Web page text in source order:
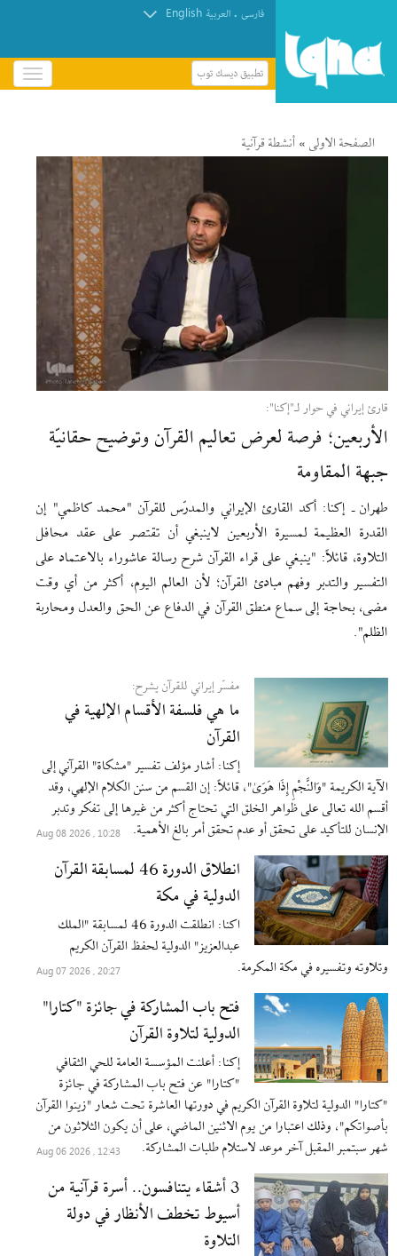
فارسی . العربیة English
تطبيق ديسك توب
باز
و
الصفحة الاولى » أنشطة قرآنیة
قارئ إیراني في حوار لـ"إکنا":
الأربعين؛ فرصة لعرض تعاليم القرآن وتوضيح حقانيّة
جبهة المقاومة
طهران ـ إکنا: أكد القارئ الإيراني والمدرّس للقرآن "محمد كاظمي" إن
القدرة العظيمة لمسيرة الأربعين لاينبغي أن تقتصر على عقد محافل
التلاوة، قائلاً: "ينبغي على قراء القرآن شرح رسالة عاشوراء بالاعتماد على
التفسير والتدبر وفهم مبادئ القرآن؛ لأن العالم اليوم، أكثر من أي وقت
مضى، بحاجة إلى سماع منطق القرآن في الدفاع عن الحق والعدل ومحاربة
الظلم".
مفسّر إيراني للقرآن يشرح:
ما هي فلسفة الأقسام الإلهية في
القرآن
إكنا: أشار مؤلف تفسير "مشكاة" القرآني إلى
الآية الكريمة "وَالنَّجْمِ إِذَا هَوَىٰ"، قائلاً: إن القسم من سنن الكلام الإلهي، وقد
أقسم الله تعالى على ظواهر الخلق التي تحتاج أكثر من غيرها إلى تفكر وتدبر
الإنسان للتأكيد على تحقق أو عدم تحقق أمر بالغ الأهمية.
10:28 , 2026 Aug 08
انطلاق الدورة 46 لمسابقة القرآن
الدولية في مكة
اکنا: انطلقت الدورة 46 لمسابقة "الملك
عبدالعزيز" الدولية لحفظ القرآن الكريم
وتلاوته وتفسيره في مكة المكرمة.
20:27 , 2026 Aug 07
فتح باب المشاركة في جائزة "كتارا"
الدولية لتلاوة القرآن
إکنا: أعلنت المؤسسة العامة للحي الثقافي
"كتارا" عن فتح باب المشاركة في جائزة
"كتارا" الدولية لتلاوة القرآن الكريم في دورتها العاشرة تحت شعار "زينوا القرآن
بأصواتكم"، وذلك اعتبارا من يوم الاثنین الماضي، على أن يكون الثلاثون من
شهر سبتمبر المقبل آخر موعد لاستلام طلبات المشاركة.
12:43 , 2026 Aug 06
3 أشقاء يتنافسون.. أسرة قرآنية من
أسيوط تخطف الأنظار في دولة
التلاوة